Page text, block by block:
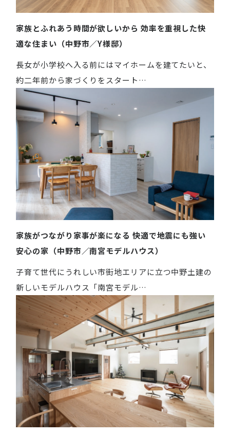
家族とふれあう時間が欲しいから 効率を重視した快
適な住まい（中野市／Y様邸）
長女が小学校へ入る前にはマイホームを建てたいと、
約二年前から家づくりをスタート…
家族がつながり家事が楽になる 快適で地震にも強い
安心の家（中野市／南宮モデルハウス）
子育て世代にうれしい市街地エリアに立つ中野土建の
新しいモデルハウス「南宮モデル…